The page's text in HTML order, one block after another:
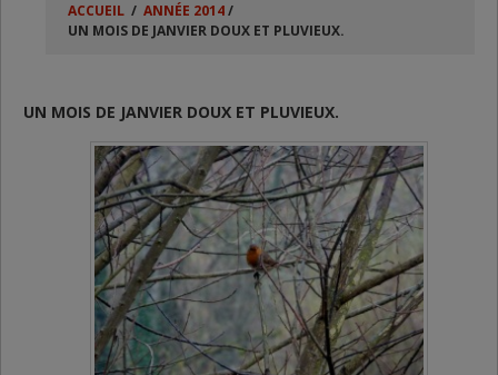
ACCUEIL / ANNÉE 2014/
UN MOIS DE JANVIER DOUX ET PLUVIEUX.
UN MOIS DE JANVIER DOUX ET PLUVIEUX.